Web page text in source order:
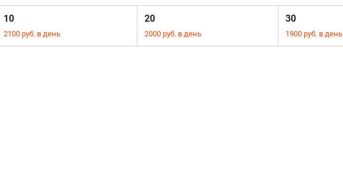
10
2100 руб. в день
20
2000 руб. в день
30
1900 руб. в день